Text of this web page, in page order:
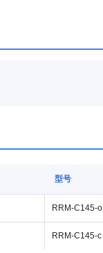
型号
RRM-C145-o
RRM-C145-c